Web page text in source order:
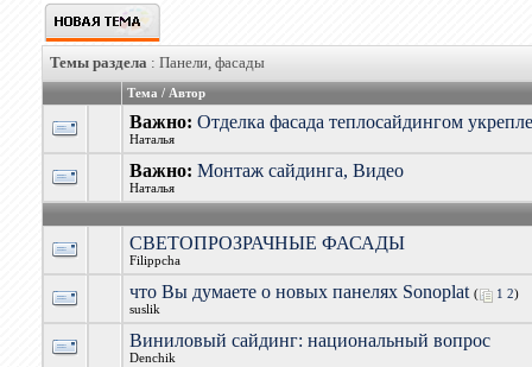
Темы раздела: Панели, фасады
Тема / Автор
Важно: Отделка фасада теплосайдингом
Наталья
Важно: Монтаж сайдинга, Видео
Наталья
СВЕТОПРОЗРАЧНЫЕ ФАСАДЫ
Filippcha
что Вы думаете о новых панелях Sonoplat ( 1 2)
suslik
Виниловый сайдинг: национальный вопрос
Denchik